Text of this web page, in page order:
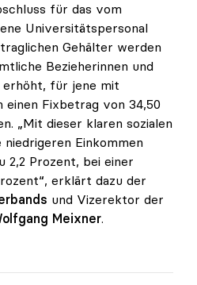
für das vom
Universitätspersonal
Gehälter werden
Bezieherinnen und
erhöht, für jene mit
einen Fixbetrag von 34,50
„Mit dieser klaren sozialen
Einkommen
2,2 Prozent, bei einer
erklärt dazu der
und Vizerektor der
Meixner.
2017 mit